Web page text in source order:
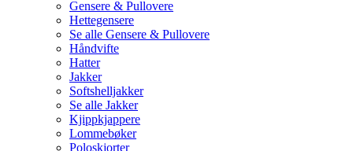
Gensere & Pullovere
Hettegensere
Se alle Gensere & Pullovere
Håndvifte
Hatter
Jakker
Softshelljakker
Se alle Jakker
Kjippkjappere
Lommebøker
Poloskjorter